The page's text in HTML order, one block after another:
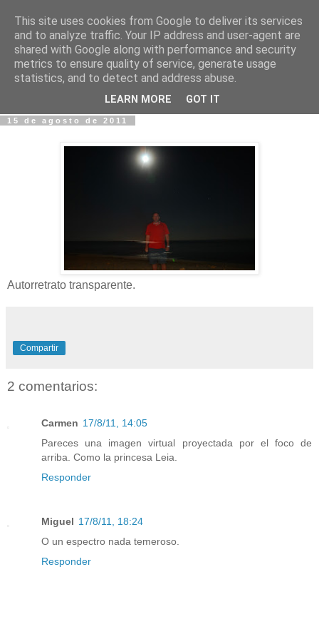
Fotos y Cosas
Miguel Sáenz de Santa María Elizalde
"Un blog es como un diario, pero sin candado".
15 de agosto de 2011
Autorretrato transparente.
Compartir
2 comentarios:
Carmen 17/8/11, 14:05
Pareces una imagen virtual proyectada por el foco de
arriba. Como la princesa Leia.
Responder
Miguel 17/8/11, 18:24
O un espectro nada temeroso.
Responder
This site uses cookies from Google to deliver its services
and to analyze traffic. Your IP address and user-agent are
shared with Google along with performance and security
metrics to ensure quality of service, generate usage
statistics, and to detect and address abuse.
LEARN MORE GOT IT